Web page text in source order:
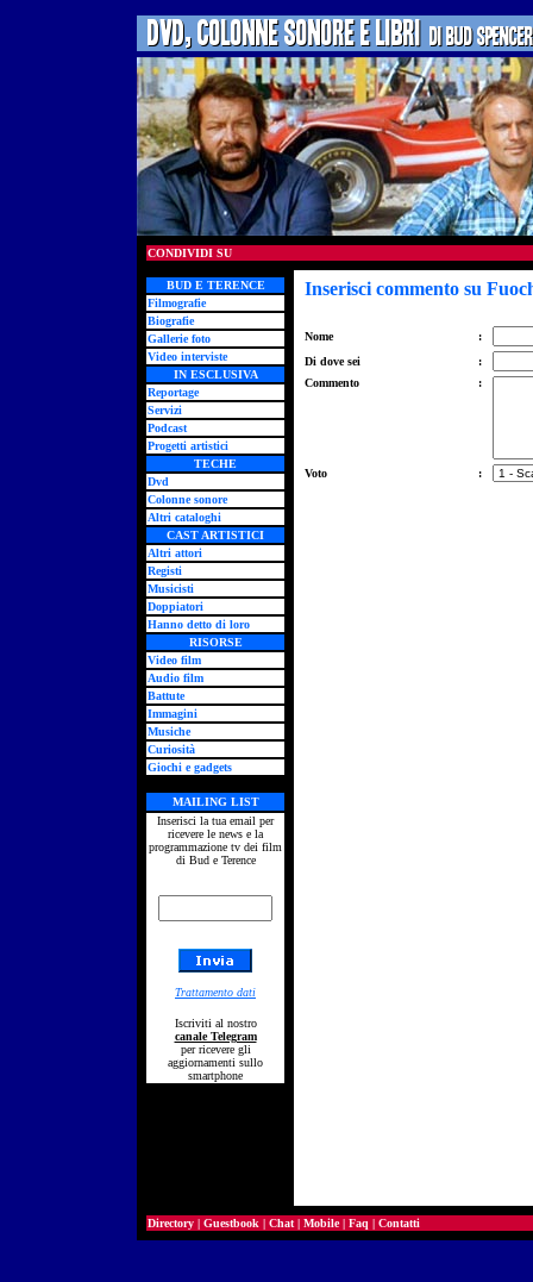
CONDIVIDI SU
BUD E TERENCE
Filmografie
Biografie
Gallerie foto
Video interviste
IN ESCLUSIVA
Reportage
Servizi
Podcast
Progetti artistici
TECHE
Dvd
Colonne sonore
Altri cataloghi
CAST ARTISTICI
Altri attori
Registi
Musicisti
Doppiatori
Hanno detto di loro
RISORSE
Video film
Audio film
Battute
Immagini
Musiche
Curiosità
Giochi e gadgets
MAILING LIST
Inserisci la tua email per
ricevere le news e la
programmazione tv dei film
di Bud e Terence
Trattamento dati
Iscriviti al nostro
canale Telegram
per ricevere gli
aggiornamenti sullo
smartphone
Inserisci commento su
Nome
:
Di dove sei
:
Commento
:
Voto :
Directory | Guestbook | Chat | Mobile| Faq | Contatti